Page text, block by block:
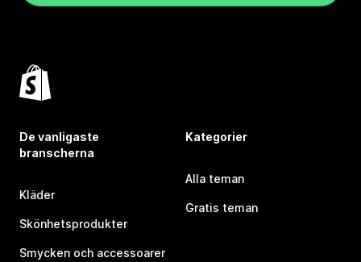
De vanligaste
branscherna
Kläder
Skönhetsprodukter
Smycken och accessoarer
Kategorier
Alla teman
Gratis teman